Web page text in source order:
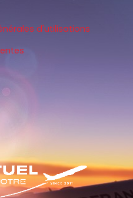
d'utilisations